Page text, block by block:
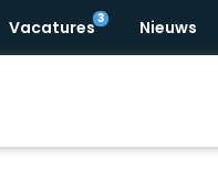
Vacatures Nieuws